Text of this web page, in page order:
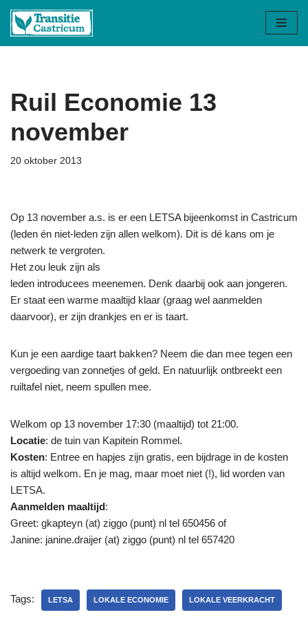
Ga
Ruil Economie 13
november
20 oktober 2013
Op 13 november a.s. is er een LETSA bijeenkomst in Castricum
(leden én niet-leden zijn allen welkom). Dit is dé kans om je
netwerk te vergroten.
Het zou leuk zijn als
leden introducees meenemen. Denk daarbij ook aan jongeren.
Er staat een warme maaltijd klaar (graag wel aanmelden
daarvoor), er zijn drankjes en er is taart.
Kun je een aardige taart bakken? Neem die dan mee tegen een
vergoeding van zonnetjes of geld. En natuurlijk ontbreekt een
ruiltafel niet, neem spullen mee.
Welkom op 13 november 17:30 (maaltijd) tot 21:00.
Locatie: de tuin van Kapitein Rommel.
Kosten: Entree en hapjes zijn gratis, een bijdrage in de kosten
is altijd welkom. En je mag, maar moet niet (!), lid worden van
LETSA.
Aanmelden maaltijd:
Greet: gkapteyn (at) ziggo (punt) nl tel 650456 of
Janine: janine.draijer (at) ziggo (punt) nl tel 657420
Tags: LETSA LOKALE ECONOMIE LOKALE VEERKRACHT